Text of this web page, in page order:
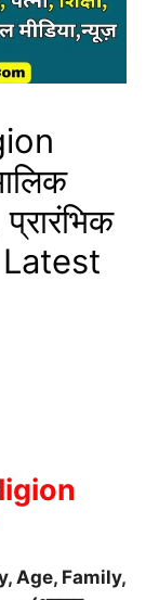
प्रारंभिक
Latest
Age, Family,